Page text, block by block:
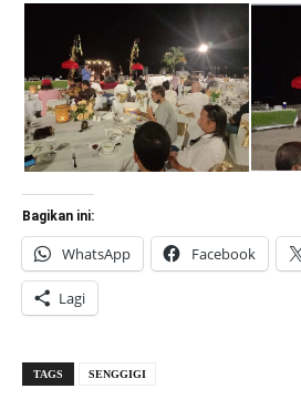
Bagikan ini:
WhatsApp Facebook
Lagi
TAGS SENGGIGI